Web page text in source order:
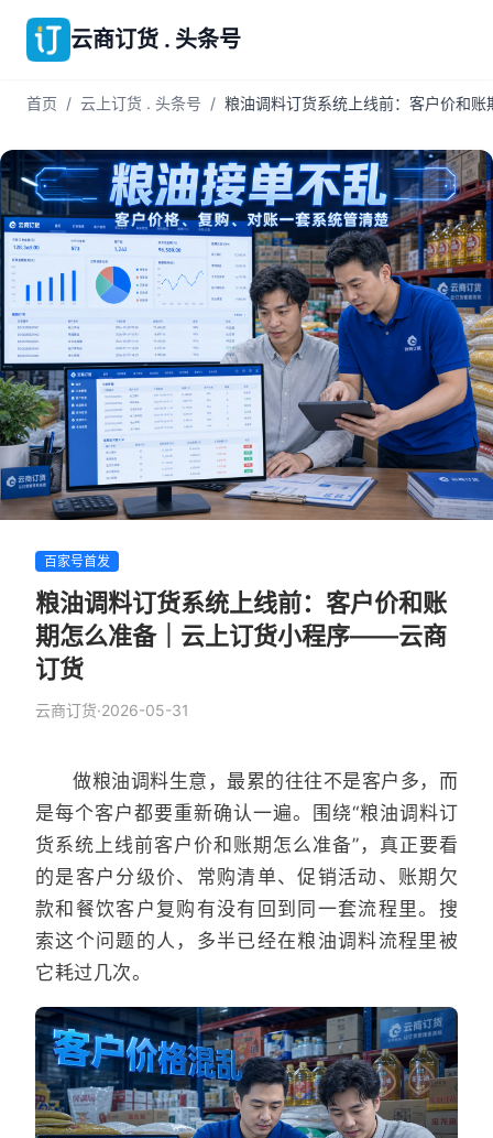
云商订货 . 头条号
首页 / 云上订货 . 头条号 / 粮油调料订货系统上线前：客户价和
百家号首发
粮油调料订货系统上线前：客户价和账
期怎么准备｜云上订货小程序——云商
订货
云商订货·2026-05-31
做粮油调料生意，最累的往往不是客户多，而
是每个客户都要重新确认一遍。围绕“粮油调料订
货系统上线前客户价和账期怎么准备”，真正要看
的是客户分级价、常购清单、促销活动、账期欠
款和餐饮客户复购有没有回到同一套流程里。搜
索这个问题的人，多半已经在粮油调料流程里被
它耗过几次。